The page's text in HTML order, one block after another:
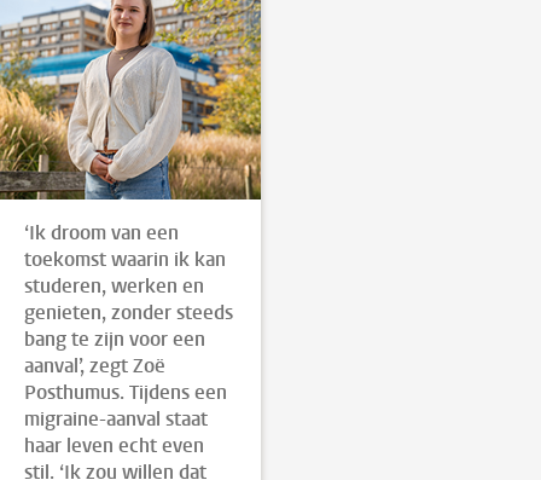
‘Ik droom van een
toekomst waarin ik kan
studeren, werken en
genieten, zonder steeds
bang te zijn voor een
aanval’, zegt Zoë
Posthumus. Tijdens een
migraine-aanval staat
haar leven echt even
stil. ‘Ik zou willen dat